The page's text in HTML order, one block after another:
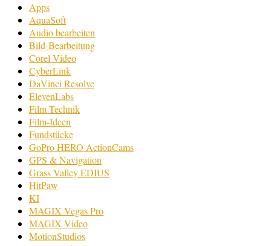
Apps
AquaSoft
Audio bearbeiten
Bild-Bearbeitung
Corel Video
CyberLink
DaVinci Resolve
ElevenLabs
Film Technik
Film-Ideen
Fundstücke
GoPro HERO ActionCams
GPS & Navigation
Grass Valley EDIUS
HitPaw
KI
MAGIX Vegas Pro
MAGIX Video
MotionStudios